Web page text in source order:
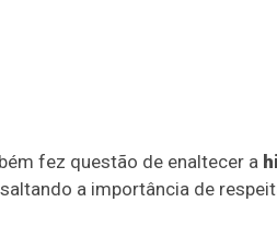
fez questão de enaltecer a
a importância de